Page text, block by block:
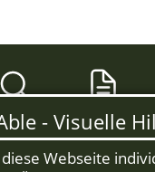
SUCHE MERKZETTEL